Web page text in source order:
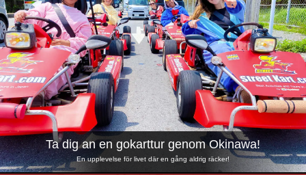
Hitta hit Röster FAQ
Företag Boka
Byt butik
Tokyo Shinagawa Tokyo Akihabara#1
Tokyo Akihabara#2 Tokyo Shibuya
Tokyo Shibuya Annex Tokyo Bay
Tokyo Asakusa Osaka
Okinawa
Ta dig an en gokarttur genom Okinawa!
En upplevelse för livet där en gång aldrig räcker!